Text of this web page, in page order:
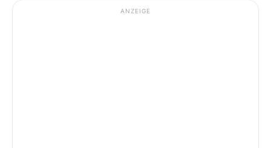
ANZEIGE